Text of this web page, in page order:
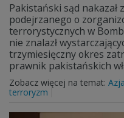
Pakistański sąd nakazał
podejrzanego o
terrorystycznych w
nie znalazł
trzymiesięczny okres
prawnik pakistańskich
Zobacz więcej na temat:
terroryzm